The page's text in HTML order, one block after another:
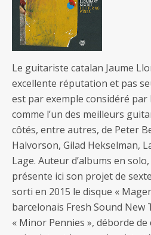
Le guitariste catalan Jaume
excellente réputation et pas
est par exemple considéré
comme l’un des meilleurs
côtés, entre autres, de Peter
Halvorson, Gilad Hekselman,
Lage. Auteur d’albums en
présente ici son projet de
sorti en 2015 le disque «
barcelonais Fresh Sound
« Minor Pennies », déborde de